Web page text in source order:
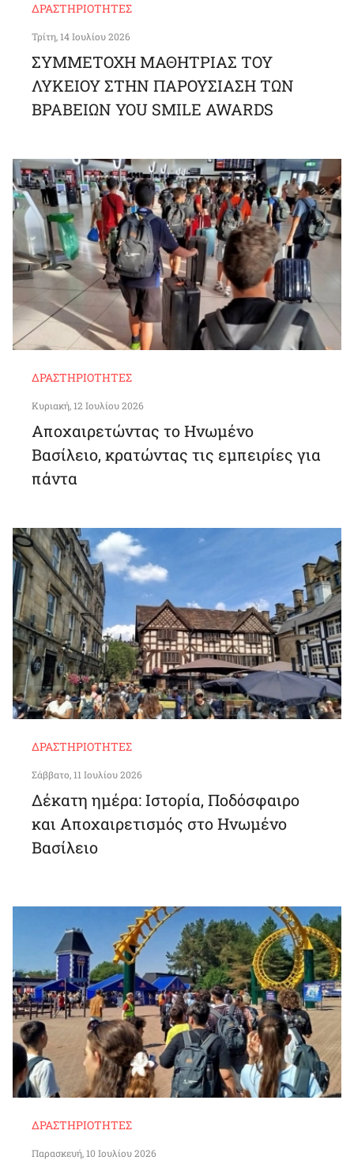
ΔΡΑΣΤΗΡΙΌΤΗΤΕΣ
Τρίτη, 14 Ιουλίου 2026
ΣΥΜΜΕΤΟΧΗ ΜΑΘΗΤΡΙΑΣ ΤΟΥ
ΛΥΚΕΙΟΥ ΣΤΗΝ ΠΑΡΟΥΣΙΑΣΗ ΤΩΝ
ΒΡΑΒΕΙΩΝ YOU SMILE AWARDS
ΔΡΑΣΤΗΡΙΌΤΗΤΕΣ
Κυριακή, 12 Ιουλίου 2026
Αποχαιρετώντας το Ηνωμένο
Βασίλειο, κρατώντας τις εμπειρίες για
πάντα
ΔΡΑΣΤΗΡΙΌΤΗΤΕΣ
Σάββατο, 11 Ιουλίου 2026
Δέκατη ημέρα: Ιστορία, Ποδόσφαιρο
και Αποχαιρετισμός στο Ηνωμένο
Βασίλειο
ΔΡΑΣΤΗΡΙΌΤΗΤΕΣ
Παρασκευή, 10 Ιουλίου 2026